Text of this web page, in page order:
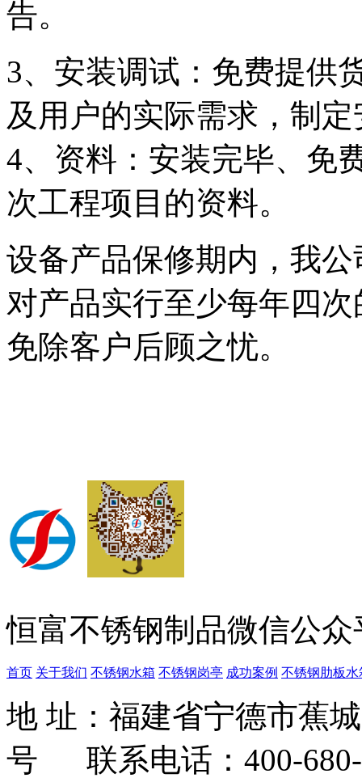
告。
3、安装调试：免费提供
及用户的实际需求，制
4、资料：安装完毕、免
次工程项目的资料。
设备产品保修期内，我
对产品实行至少每年四
免除客户后顾之忧。
恒富不锈钢制品微信公众
首页 关于我们 不锈钢水箱 不锈钢岗亭 成功案例 不锈钢肋板水
地 址：福建省宁德市蕉
号 联系电话：400-